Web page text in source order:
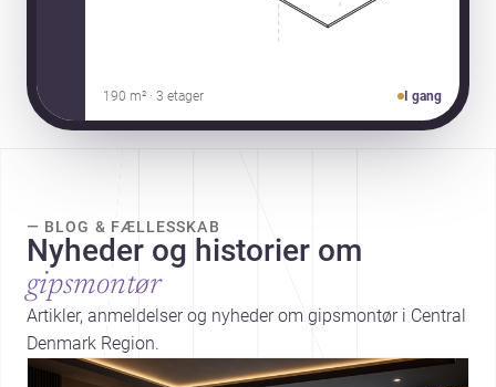
190 m² · 3 etager I gang
— BLOG & FÆLLESSKAB
Nyheder og historier om
gipsmontør
Artikler, anmeldelser og nyheder om gipsmontør i Central
Denmark Region.